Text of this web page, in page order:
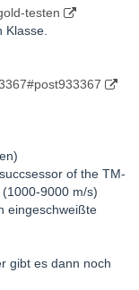
testen
Klasse.
of the TM-
(1000-9000 m/s)
eingeschweißte
gibt es dann noch